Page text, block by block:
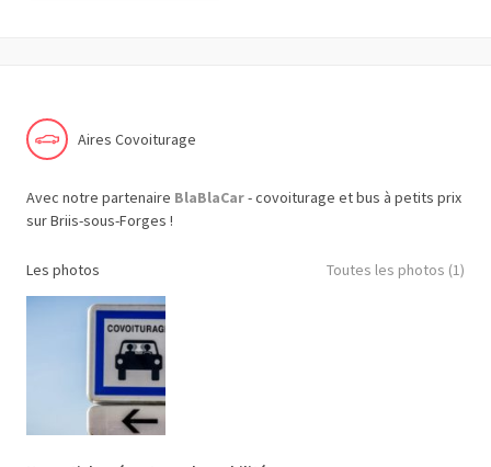
Aires Covoiturage
Avec notre partenaire BlaBlaCar- covoiturage et bus à petits prix
sur Briis-sous-Forges !
Les photos Toutes les photos (1)